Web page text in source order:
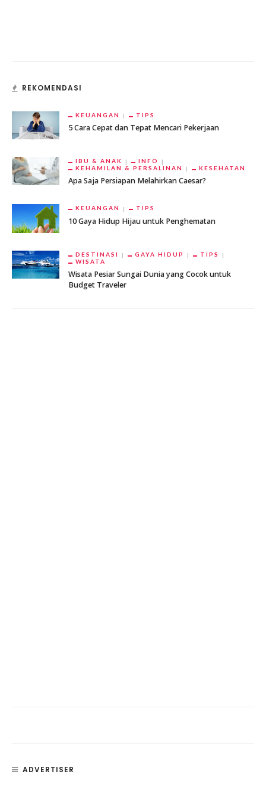
REKOMENDASI
KEUANGAN TIPS
5 Cara Cepat dan Tepat Mencari Pekerjaan
IBU & ANAK
INFO
KEHAMILAN & PERSALINAN
KESEHATAN
Apa Saja Persiapan Melahirkan Caesar?
KEUANGAN TIPS
10 Gaya Hidup Hijau untuk Penghematan
DESTINASI GAYA HIDUP
TIPS
WISATA
Wisata Pesiar Sungai Dunia yang Cocok untuk
Budget Traveler
ADVERTISER